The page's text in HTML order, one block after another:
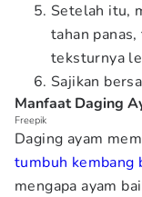
Setelah itu,
tahan
teksturnya
Sajikan
Manfaat Daging
Freepik
Daging ayam
tumbuh kembang
mengapa ayam